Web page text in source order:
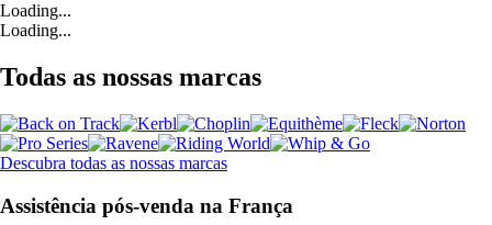
Loading...
Loading...
Todas as nossas marcas
Descubra todas as nossas marcas
Assistência pós-venda na França